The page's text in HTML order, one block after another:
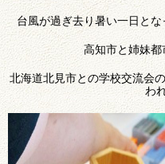
台風が過ぎ去り暑い一日とな
高知市と姉妹
北海道北見市との学校交流会
わ